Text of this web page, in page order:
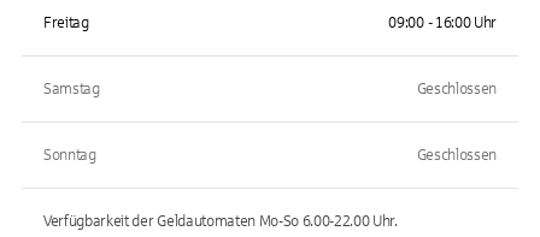
Freitag 09:00 - 16:00 Uhr
Samstag Geschlossen
Sonntag Geschlossen
Verfügbarkeit der Geldautomaten Mo-So 6.00-22.00Uhr.